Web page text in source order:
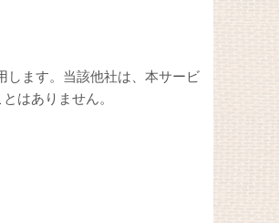
します。当該他社は、本サービ
はありません。